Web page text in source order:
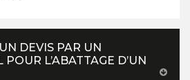
DEVIS PAR UN
L’ABATTAGE D’UN